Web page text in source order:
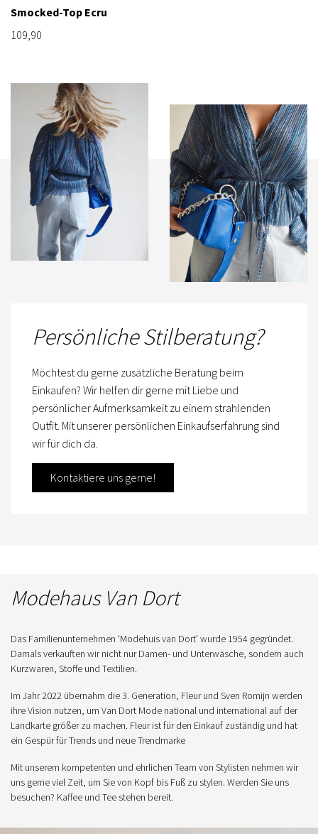
Smocked-Top Ecru
109,90
Persönliche Stilberatung?
Möchtest du gerne zusätzliche Beratung beim
Einkaufen? Wir helfen dir gerne mit Liebe und
persönlicher Aufmerksamkeit zu einem strahlenden
Outfit. Mit unserer persönlichen Einkaufserfahrung sind
wir für dich da.
Kontaktiere uns gerne!
Modehaus Van Dort
Das Familienunternehmen 'Modehuis van Dort' wurde 1954 gegründet.
Damals verkauften wir nicht nur Damen- und Unterwäsche, sondern auch
Kurzwaren, Stoffe und Textilien.
Im Jahr 2022 übernahm die 3. Generation, Fleur und Sven Romijn werden
ihre Vision nutzen, um Van Dort Mode national und international auf der
Landkarte größer zu machen. Fleur ist für den Einkauf zuständig und hat
ein Gespür für Trends und neue Trendmarke
Mit unserem kompetenten und ehrlichen Team von Stylisten nehmen wir
uns gerne viel Zeit, um Sie von Kopf bis Fuß zu stylen. Werden Sie uns
besuchen? Kaffee und Tee stehen bereit.